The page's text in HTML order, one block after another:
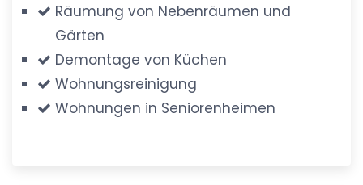
Räumung von Nebenräumen und
Gärten
Demontage von Küchen
Wohnungsreinigung
Wohnungen in Seniorenheimen